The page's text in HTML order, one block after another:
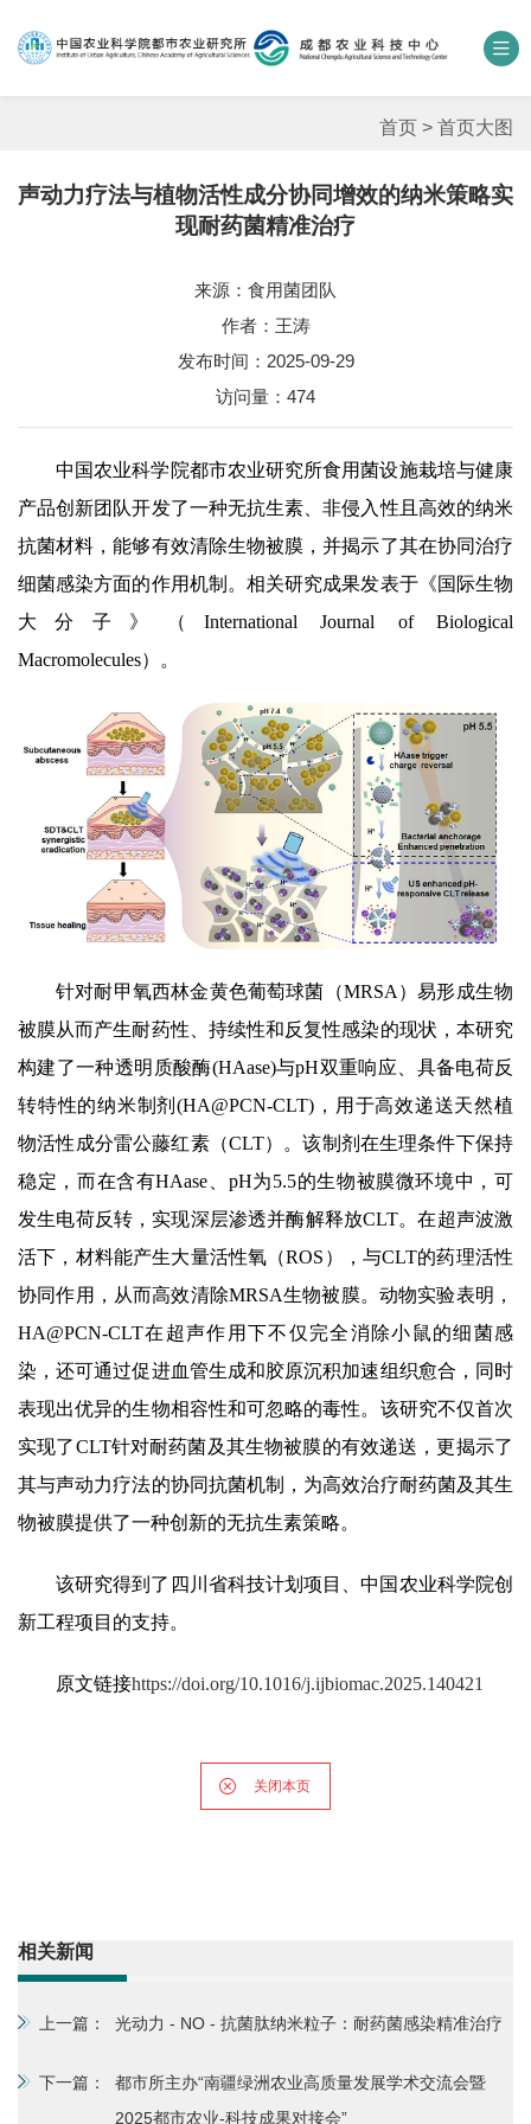
中国农业科学院 科研期刊
单位概况
合作交流
成果转化
农科研学
首页 > 首页大图
声动力疗法与植物活性成分协同增效的纳米策略实
现耐药菌精准治疗
来源：食用菌团队
作者：王涛
发布时间：2025-09-29
访问量： 474
中国农业科学院都市农业研究所食用菌设施栽培与健康
产品创新团队开发了一种无抗生素、非侵入性且高效的纳米
抗菌材料，能够有效清除生物被膜，并揭示了其在协同治疗
细菌感染方面的作用机制。相关研究成果发表于《国际生物
大分子》（International Journal of Biological
Macromolecules）。
针对耐甲氧西林金黄色葡萄球菌（MRSA）易形成生物
被膜从而产生耐药性、持续性和反复性感染的现状，本研究
构建了一种透明质酸酶(HAase)与pH双重响应、具备电荷反
转特性的纳米制剂(HA@PCN-CLT)，用于高效递送天然植
物活性成分雷公藤红素（CLT）。该制剂在生理条件下保持
稳定，而在含有HAase、pH为5.5的生物被膜微环境中，可
发生电荷反转，实现深层渗透并酶解释放CLT。在超声波激
活下，材料能产生大量活性氧（ROS），与CLT的药理活性
协同作用，从而高效清除MRSA生物被膜。动物实验表明，
HA@PCN-CLT在超声作用下不仅完全消除小鼠的细菌感
染，还可通过促进血管生成和胶原沉积加速组织愈合，同时
表现出优异的生物相容性和可忽略的毒性。该研究不仅首次
实现了CLT针对耐药菌及其生物被膜的有效递送，更揭示了
其与声动力疗法的协同抗菌机制，为高效治疗耐药菌及其生
物被膜提供了一种创新的无抗生素策略。
该研究得到了四川省科技计划项目、中国农业科学院创
新工程项目的支持。
原文链接https://doi.org/10.1016/j.ijbiomac.2025.140421
关闭本页
相关新闻
上一篇： 光动力 - NO - 抗菌肽纳米粒子：耐药菌感染精准治疗
下一篇：
都市所主办“南疆绿洲农业高质量发展学术交流会暨
2025都市农业-科技成果对接会”